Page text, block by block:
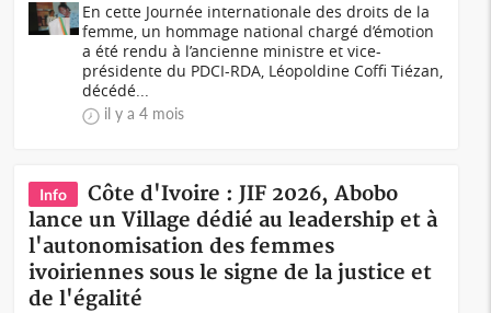
En cette Journée internationale des droits de la
femme, un hommage national chargé d’émotion
a été rendu à l’ancienne ministre et vice-
présidente du PDCI-RDA, Léopoldine Coffi Tiézan,
décédé...
il y a 4 mois
Info
Côte d'Ivoire : JIF 2026, Abobo
lance un Village dédié au leadership et à
l'autonomisation des femmes
ivoiriennes sous le signe de la justice et
de l'égalité